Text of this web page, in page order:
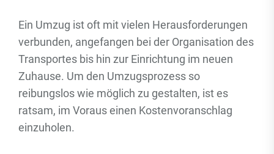
Ein Umzug ist oft mit vielen Herausforderungen
verbunden, angefangen bei der Organisation des
Transportes bis hin zur Einrichtung im neuen
Zuhause. Um den Umzugsprozess so
reibungslos wie möglich zu gestalten, ist es
ratsam, im Voraus einen Kostenvoranschlag
einzuholen.